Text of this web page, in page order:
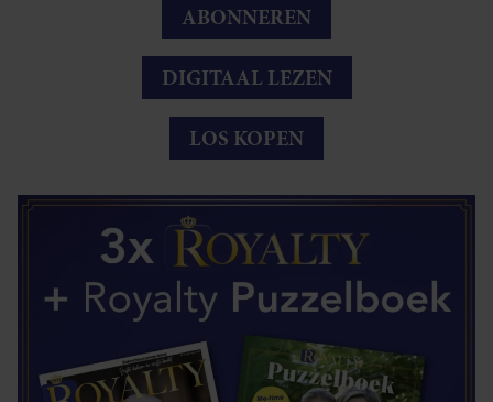
ABONNEREN
DIGITAAL LEZEN
LOS KOPEN